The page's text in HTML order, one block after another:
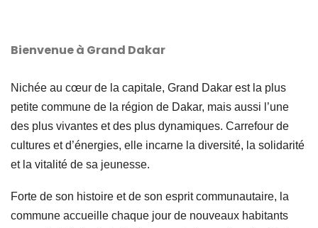
Bienvenue à Grand Dakar
Nichée au cœur de la capitale, Grand Dakar est la plus
petite commune de la région de Dakar, mais aussi l’une
des plus vivantes et des plus dynamiques. Carrefour de
cultures et d’énergies, elle incarne la diversité, la solidarité
et la vitalité de sa jeunesse.
Forte de son histoire et de son esprit communautaire, la
commune accueille chaque jour de nouveaux habitants